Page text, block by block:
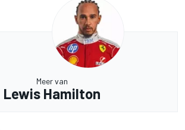
Meer van
Lewis Hamilton